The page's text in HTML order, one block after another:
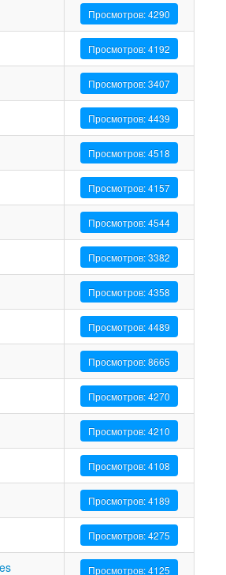
Просмотров: 4290
Просмотров: 4192
Просмотров: 3407
Просмотров: 4439
Просмотров: 4518
Просмотров: 4157
Просмотров: 4544
Просмотров: 3382
Просмотров: 4358
Просмотров: 4489
Просмотров: 8665
Просмотров: 4270
Просмотров: 4210
Просмотров: 4108
Просмотров: 4189
Просмотров: 4275
Просмотров: 4125